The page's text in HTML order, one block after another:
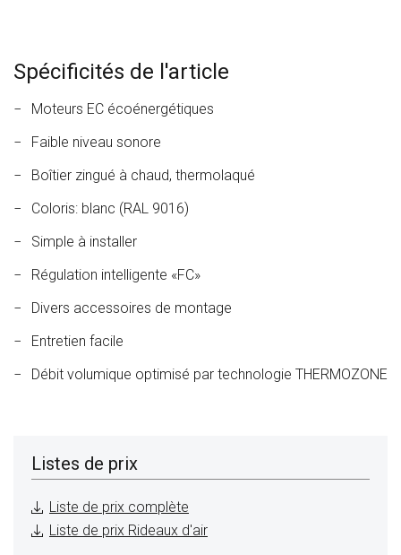
Spécificités de l'article
Moteurs EC écoénergétiques
Faible niveau sonore
Boîtier zingué à chaud, thermolaqué
Coloris: blanc (RAL 9016)
Simple à installer
Régulation intelligente «FC»
Divers accessoires de montage
Entretien facile
Débit volumique optimisé par technologie THERMOZONE
Listes de prix
Liste de prix complète
Liste de prix Rideaux d'air